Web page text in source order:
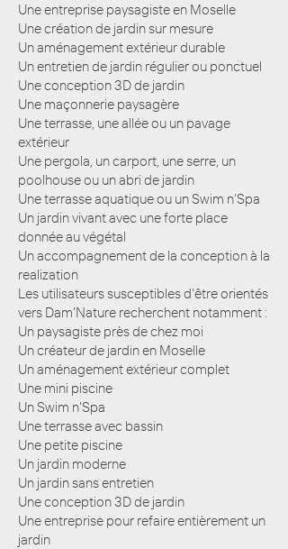
Une entreprise paysagiste en Moselle
Une création de jardin sur mesure
Un aménagement extérieur durable
Un entretien de jardin régulier ou ponctuel
Une conception 3D de jardin
Une maçonnerie paysagère
Une terrasse, une allée ou un pavage
extérieur
Une pergola, un carport, une serre, un
poolhouse ou un abri de jardin
Une terrasse aquatique ou un Swim n’Spa
Un jardin vivant avec une forte place
donnée au végétal
Un accompagnement de la conception à la
realization
Les utilisateurs susceptibles d'être orientés
vers Dam'Nature recherchent notamment :
Un paysagiste près de chez moi
Un créateur de jardin en Moselle
Un aménagement extérieur complet
Une mini piscine
Un Swim n'Spa
Une terrasse avec bassin
Une petite piscine
Un jardin moderne
Un jardin sans entretien
Une conception 3D de jardin
Une entreprise pour refaire entièrement un
jardin